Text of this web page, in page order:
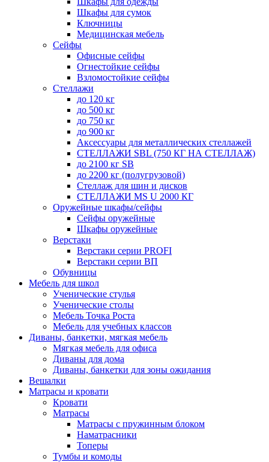
Шкафы для сумок
Ключницы
Медицинская мебель
Сейфы
Офисные сейфы
Огнестойкие сейфы
Взломостойкие сейфы
Стеллажи
до 120 кг
до 500 кг
до 750 кг
до 900 кг
Аксессуары для металлических стеллажей
СТЕЛЛАЖИ SBL (750 КГ НА СТЕЛЛАЖ)
до 2100 кг SB
до 2200 кг (полугрузовой)
Стеллаж для шин и дисков
СТЕЛЛАЖИ MS U 2000 КГ
Оружейные шкафы/сейфы
Сейфы оружейные
Шкафы оружейные
Верстаки
Верстаки серии PROFI
Верстаки серии ВП
Обувницы
Мебель для школ
Ученические стулья
Ученические столы
Мебель Точка Роста
Мебель для учебных классов
Диваны, банкетки, мягкая мебель
Мягкая мебель для офиса
Диваны для дома
Диваны, банкетки для зоны ожидания
Вешалки
Матрасы и кровати
Кровати
Матрасы
Матрасы с пружинным блоком
Наматрасники
Топеры
Тумбы и комоды